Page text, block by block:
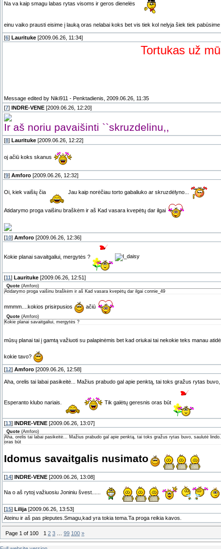
Na va kaip smagu labas rytas visoms ir geros dienelės
einu vaiko prausti eisime į lauką oras nelabai koks bet vis tiek kol nelyja šiek tiek pabūsime
[6] Laurituke [2009.06.26, 11:34]
Tortukas už
Message edited by Niki911 - Penktadienis, 2009.06.26, 11:35
[7] INDRE-VENE [2009.06.26, 12:20]
Ir aš noriu pavaišinti ``skruzdelinu,,
[8] Laurituke [2009.06.26, 12:22]
oj ačiū koks skanus
[9] Amforo [2009.06.26, 12:32]
Oi, kiek vaišių čia Jau kaip norėčiau torto gabaliuko ar skruzdėlyno...
Atidarymo proga vaišinu braškėm ir aš Kad vasara kvepėtų dar ilgai
[10] Amforo [2009.06.26, 12:36]
Kokie planai savaitgaliui, mergytės ?
[11 ] Laurituke [2009.06.26, 12:51]
Quote (Amforo)
Atidarymo proga vaišinu braškėm ir aš Kad vasara kvepėtų dar ilgai connie_49
mmmm....kokios prisirpusios ačiū
Quote (Amforo)
Kokie planai savaitgaliui, mergytės ?
mūsų planai tai į gamtą važiuoti su palapinėmis bet kad oriukai tai nekokie teks manau
kokie tavo?
[12] Amforo [2009.06.26, 12:58]
Aha, orelis tai labai pasikeitė... Mažius prabudo gal apie penktą, tai toks gražus rytas
Esperanto klubo nariais. Tik galėtų geresnis oras būt
[13] INDRE-VENE [2009.06.26, 13:07]
Quote (Amforo)
Aha, orelis tai labai pasikeitė... Mažius prabudo gal apie penktą, tai toks gražus rytas buvo, saulutė
oras būt
Idomus savaitgalis nusimato
[14] INDRE-VENE [2009.06.26, 13:08]
Na o aš rytoj važiuosiu Joniniu švest......
[15] Lilija [2009.06.26, 13:53]
Ateinu ir aš pas pleputes.Smagu,kad yra tokia tema.Ta proga reikia kavos.
Page 1 of 100 1 2 3 99 100 »